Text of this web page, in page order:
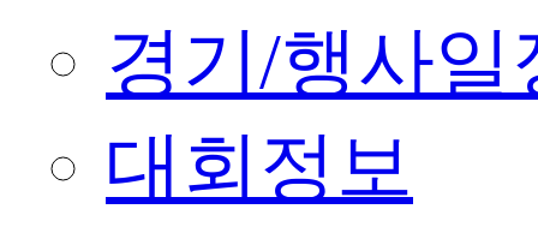
경기/행사일
대회정보